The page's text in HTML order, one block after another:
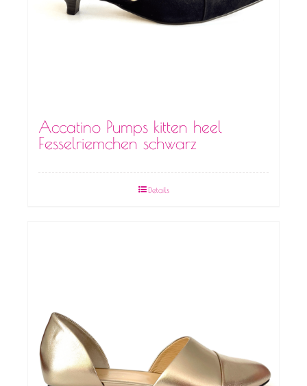
Accatino Pumps kitten heel
Fesselriemchen schwarz
Details